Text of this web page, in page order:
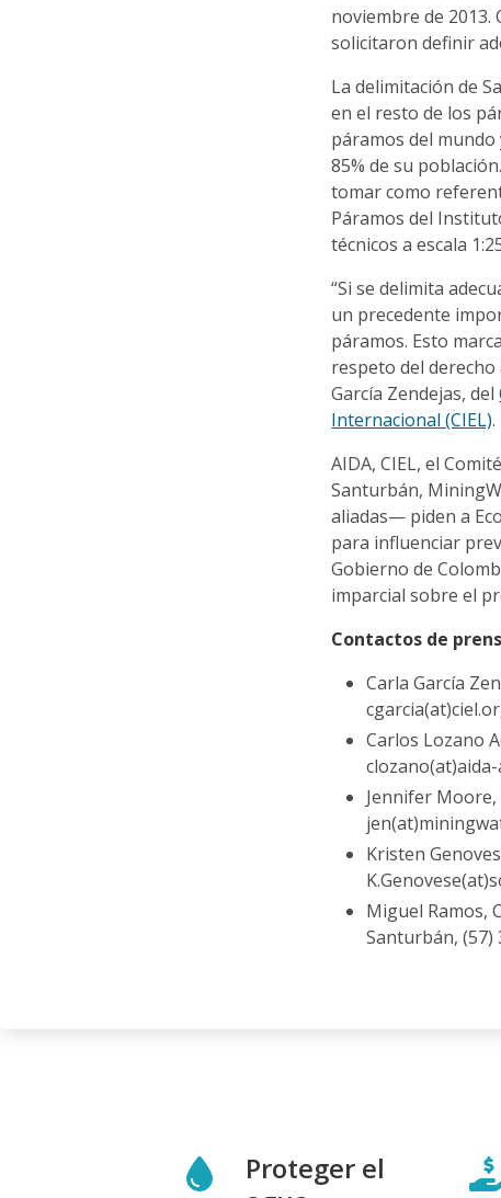
noviembre de
solicitaron definir
La delimitación de
en el resto de los
páramos del
85% de su
tomar como
Páramos del
técnicos a escala
“Si se delimita
un precedente
páramos. Esto
respeto del derecho
García Zendejas, del
Internacional (CIEL).
AIDA, CIEL, el
Santurbán,
aliadas— piden a
para influenciar
Gobierno de
imparcial sobre el
Contactos de
Carla García
Carlos Lozano
Jennifer Moore,
Kristen
Miguel Ramos,
Santurbán, (57)
Proteger el